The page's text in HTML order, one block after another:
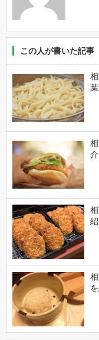
この人が書いた記事